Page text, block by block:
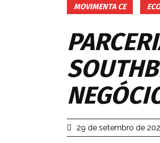
MOVIMENTA CE
29 de setembro de